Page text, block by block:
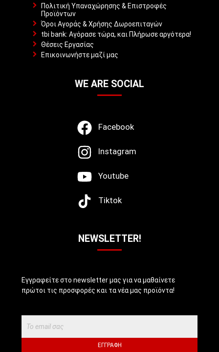
Πολιτική Υπαναχώρησης & Επιστροφές
Προϊόντων
Όροι Αγοράς & Χρήσης Δωροεπιταγών
tbi bank: Αγόρασε τώρα, και Πλήρωσε αργότερα!
Θέσεις Εργασίας
Επικοινωνήστε μαζί μας
WE ARE SOCIAL
Facebook
Instagram
Youtube
Tiktok
NEWSLETTER!
Εγγραφείτε στο newsletter μας για να μαθαίνετε
πρώτοι τις προσφορές και τα νέα μας προϊόντα!
ΕΓΓΡΑΦΉ